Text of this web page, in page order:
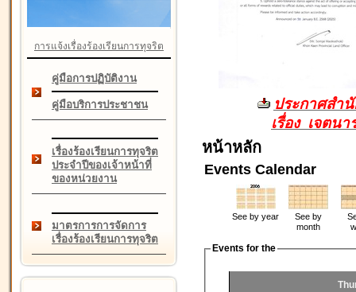
การแจ้งเรื่องร้องเรียนการทุจริต
คู่มือการปฏิบัติงาน
คู่มือบริการประชาชน
เรื่องร้องเรียนการทุจริต
ประจำปีของเจ้าหน้าที่
ของหน่วยงาน
มาตรการการจัดการ
เรื่องร้องเรียนการทุจริต
ประกาศสำ
เรื่อง เจตน
หน้าหลัก
Events Calendar
See by year
See by
month
Events for the